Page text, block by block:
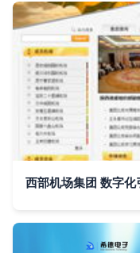
西部机场集团 数字